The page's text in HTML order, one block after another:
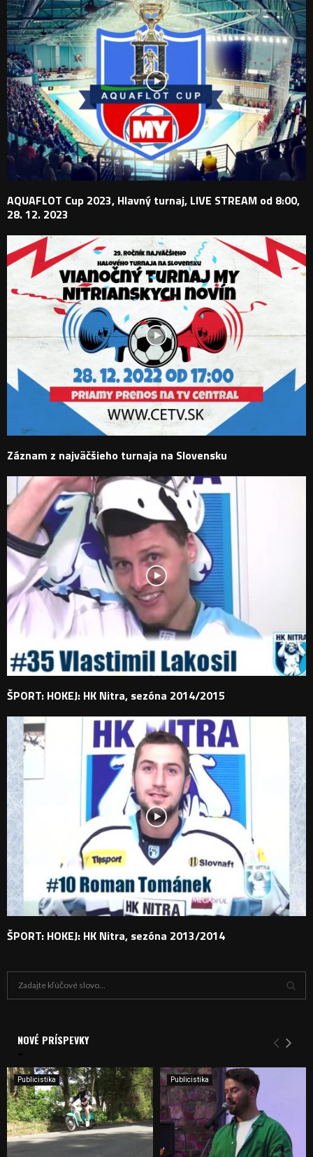
AQUAFLOT Cup 2023, Hlavný turnaj, LIVE STREAM od 8:00,
28. 12. 2023
Záznam z najväčšieho turnaja na Slovensku
ŠPORT: HOKEJ: HK Nitra, sezóna 2014/2015
ŠPORT: HOKEJ: HK Nitra, sezóna 2013/2014
i
e
:
Y
H
D
NOVÉ PRÍSPEVKY
Publicistika Publicistika